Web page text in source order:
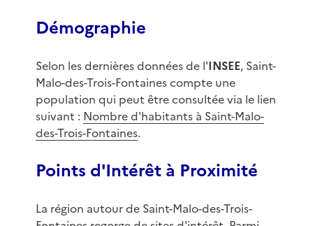
Démographie
Selon les dernières données de l'INSEE, Saint-
Malo-des-Trois-Fontaines compte une
population qui peut être consultée via le lien
suivant : Nombre d'habitants à Saint-Malo-
des-Trois-Fontaines.
Points d'Intérêt à Proximité
La région autour de Saint-Malo-des-Trois-